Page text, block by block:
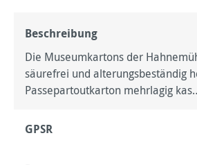
Beschreibung
Die Museumkartons der
säurefrei und alterungsbeständig
Passepartoutkarton mehrlagig
GPSR